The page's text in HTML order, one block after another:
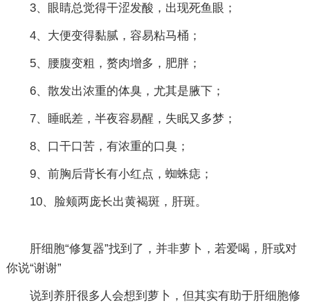
3、眼睛总觉得干涩发酸，出现死鱼眼；
4、大便变得黏腻，容易粘马桶；
5、腰腹变粗，赘肉增多，肥胖；
6、散发出浓重的体臭，尤其是腋下；
7、睡眠差，半夜容易醒，失眠又多梦；
8、口干口苦，有浓重的口臭；
9、前胸后背长有小红点，蜘蛛痣；
10、脸颊两庞长出黄褐斑，肝斑。
肝细胞“修复器”找到了，并非萝卜，若爱喝，肝或对
你说“谢谢”
说到养肝很多人会想到萝卜，但其实有助于肝细胞修